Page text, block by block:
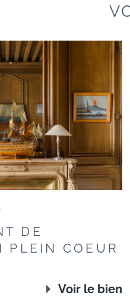
DE
PLEIN COEUR
Voir le bien